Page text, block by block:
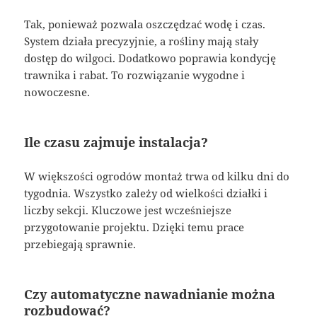
Tak, ponieważ pozwala oszczędzać wodę i czas.
System działa precyzyjnie, a rośliny mają stały
dostęp do wilgoci. Dodatkowo poprawia kondycję
trawnika i rabat. To rozwiązanie wygodne i
nowoczesne.
Ile czasu zajmuje instalacja?
W większości ogrodów montaż trwa od kilku dni do
tygodnia. Wszystko zależy od wielkości działki i
liczby sekcji. Kluczowe jest wcześniejsze
przygotowanie projektu. Dzięki temu prace
przebiegają sprawnie.
Czy automatyczne nawadnianie można
rozbudować?